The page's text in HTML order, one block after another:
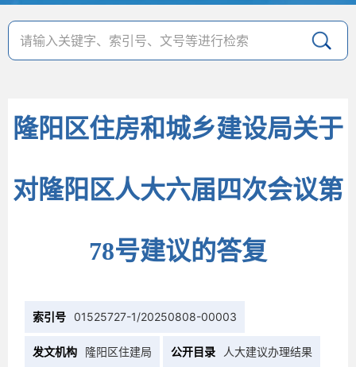
隆阳区住房和城乡建设局关于
对隆阳区人大六届四次会议第
78号建议的答复
索引号 01525727-1/20250808-00003
发文机构 隆阳区住建局 公开目录 人大建议办理结果